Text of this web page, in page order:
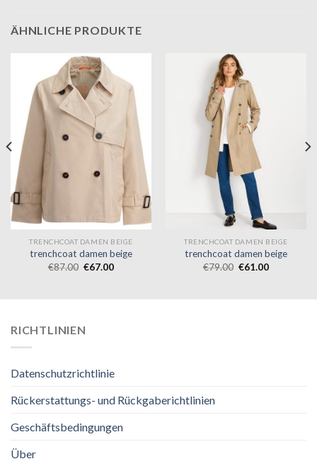
ÄHNLICHE PRODUKTE
TRENCHCOAT DAMEN BEIGE
trenchcoat damen beige
€87.00 €67.00
TRENCHCOAT DAMEN BEIGE
trenchcoat damen beige
€79.00 €61.00
RICHTLINIEN
Datenschutzrichtlinie
Rückerstattungs- und Rückgaberichtlinien
Geschäftsbedingungen
Über